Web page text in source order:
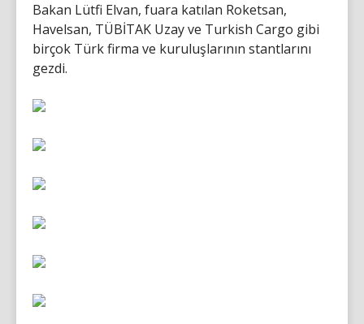
Bakan Lütfi Elvan, fuara katılan Roketsan,
Havelsan, TÜBİTAK Uzay ve Turkish Cargo gibi
birçok Türk firma ve kuruluşlarının stantlarını
gezdi.